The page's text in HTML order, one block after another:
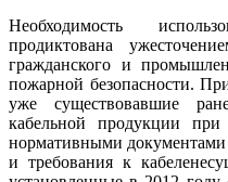
Необходимость
продиктована
гражданского и
пожарной безопасности.
уже существовавшие
кабельной продукции при
нормативными
и требования к